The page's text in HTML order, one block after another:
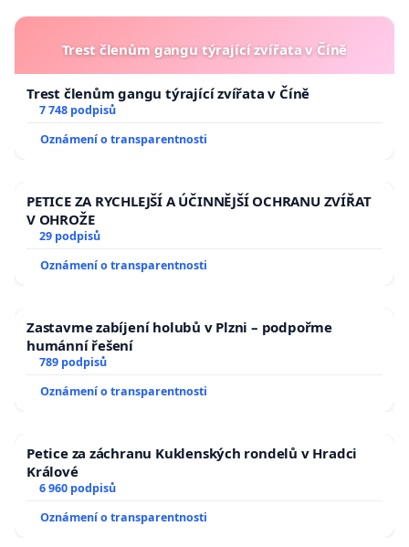
Trest členům gangu týrající zvířata v Číně
Trest členům gangu týrající zvířata v Číně
7 748 podpisů
Oznámení o transparentnosti
PETICE ZA RYCHLEJŠÍ A ÚČINNĚJŠÍ OCHRANU ZVÍŘAT
V OHROŽE
29 podpisů
Oznámení o transparentnosti
Zastavme zabíjení holubů v Plzni – podpořme
humánní řešení
789 podpisů
Oznámení o transparentnosti
Petice za záchranu Kuklenských rondelů v Hradci
Králové
6 960 podpisů
Oznámení o transparentnosti